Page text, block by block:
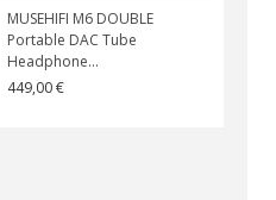
MUSEHIFI M6 DOUBLE
Portable DAC Tube
Headphone...
449,00 €